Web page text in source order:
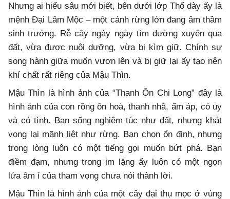
Nhưng ai hiểu sâu mới biết, bên dưới lớp Thổ dày ấy là
mệnh Đại Lâm Mộc – một cánh rừng lớn đang âm thầm
sinh trưởng. Rễ cây ngày ngày tìm đường xuyên qua
đất, vừa được nuôi dưỡng, vừa bị kìm giữ. Chính sự
song hành giữa muốn vươn lên và bị giữ lại ấy tạo nên
khí chất rất riêng của Mậu Thìn.
Mậu Thìn là hình ảnh của “Thanh Ôn Chi Long” đây là
hình ảnh của con rồng ôn hoà, thanh nhã, ấm áp, có uy
và có tình. Bạn sống nghiêm túc như đất, nhưng khát
vọng lại mãnh liệt như rừng. Bạn chọn ổn định, nhưng
trong lòng luôn có một tiếng gọi muốn bứt phá. Bạn
điềm đạm, nhưng trong im lặng ấy luôn có một ngọn
lửa âm ỉ của tham vọng chưa nói thành lời.
Mậu Thìn là hình ảnh của một cây đại thụ mọc ở vùng